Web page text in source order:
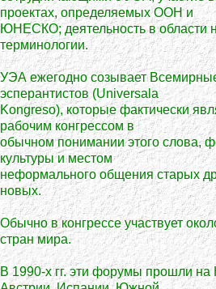
проектах, определяемых ООН и
ЮНЕСКО; деятельность в области
терминологии.
УЭА ежегодно созывает
эсперантистов (Universala
Kongreso), которые фактически
рабочим конгрессом в
обычном понимании этого слова,
культуры и местом
неформального общения старых
новых.
Обычно в конгрессе участвует
стран мира.
В 1990-х гг. эти форумы прошли на